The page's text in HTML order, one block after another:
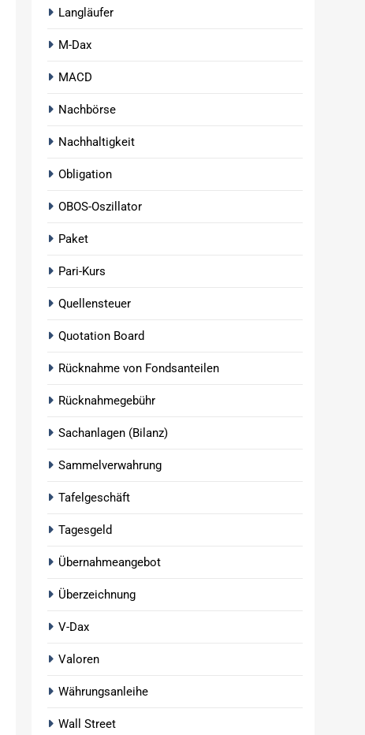
Langläufer
M-Dax
MACD
Nachbörse
Nachhaltigkeit
Obligation
OBOS-Oszillator
Paket
Pari-Kurs
Quellensteuer
Quotation Board
Rücknahme von Fondsanteilen
Rücknahmegebühr
Sachanlagen (Bilanz)
Sammelverwahrung
Tafelgeschäft
Tagesgeld
Übernahmeangebot
Überzeichnung
V-Dax
Valoren
Währungsanleihe
Wall Street